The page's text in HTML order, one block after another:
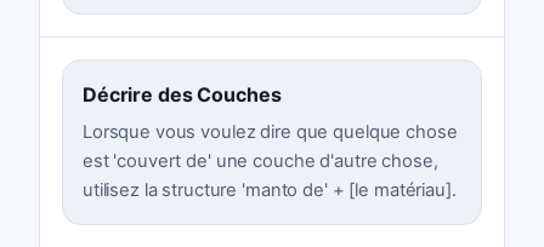
Décrire des Couches
Lorsque vous voulez dire que quelque chose
est 'couvert de' une couche d'autre chose,
utilisez la structure 'manto de' + [le matériau].